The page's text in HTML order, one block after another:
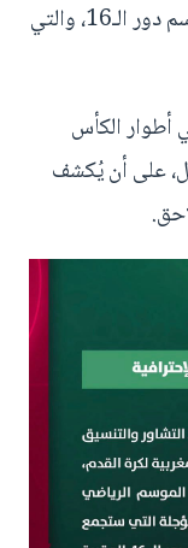
فريقي الجيش الملكي وستاد المغربي، برسم دور الـ16، والتي
أطوار الكأس
على أن يُكشف